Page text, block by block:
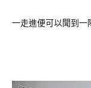
一走進便可以聞到一